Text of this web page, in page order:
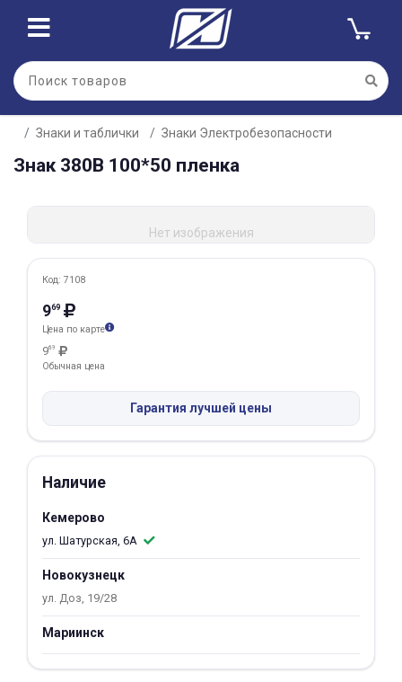
Знаки и таблички Знаки Электробезопасности
Знак 380В 100*50 пленка
Нет изображения
Код: 7108
969
Цена по карте
969
Обычная цена
Гарантия лучшей цены
Наличие
Кемерово
ул. Шатурская, 6А
Новокузнецк
ул. Доз, 19/28
Мариинск
Для клиентов всех банков
Разбейте
оплату на части
без переплат
График платежей
Сегодня
25%
в корзину
Оплачивайте сегодня только
25% картой любого банка
Получайте товар
выбранный способом
Оставшиеся75% будут